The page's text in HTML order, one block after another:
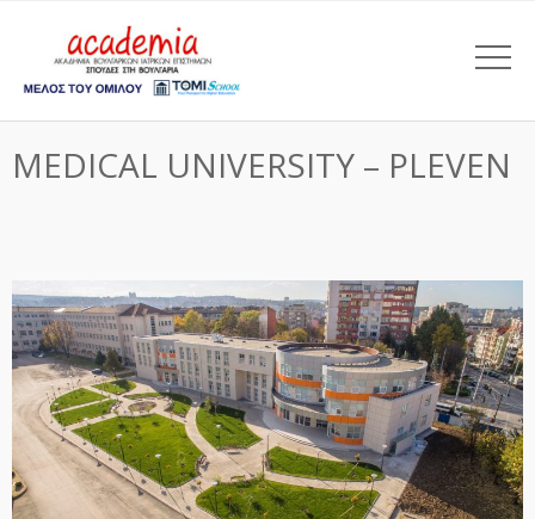
MEDICAL UNIVERSITY – PLEVEN